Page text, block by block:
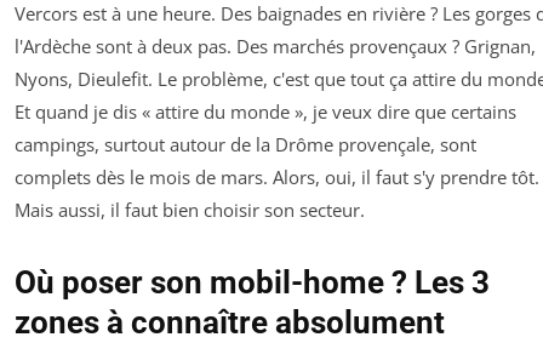
Vercors est à une heure. Des baignades en rivière ? Les gorges
l'Ardèche sont à deux pas. Des marchés provençaux ? Grignan,
Nyons, Dieulefit. Le problème, c'est que tout ça attire du
Et quand je dis « attire du monde », je veux dire que certains
campings, surtout autour de la Drôme provençale, sont
complets dès le mois de mars. Alors, oui, il faut s'y prendre tôt.
Mais aussi, il faut bien choisir son secteur.
Où poser son mobil-home ? Les 3
zones à connaître absolument